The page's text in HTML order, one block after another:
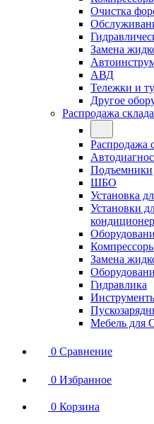
Очистка
Замена
АВД
Тележки и
Другое
Распродажа
Распродажа
Подъемники
ШБО
Установка
Установки
Замена
Гидравлика
Мебель для
0 Сравнение
0 Избранное
0 Корзина